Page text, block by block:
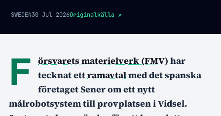
SWEDEN30 Jul 2026Originalkälla ↗
F örsvarets materielverk (FMV) har
tecknat ettramavtalmed det spanska
företaget Sener om ett nytt
målrobotsystem till provplatsen i Vidsel.